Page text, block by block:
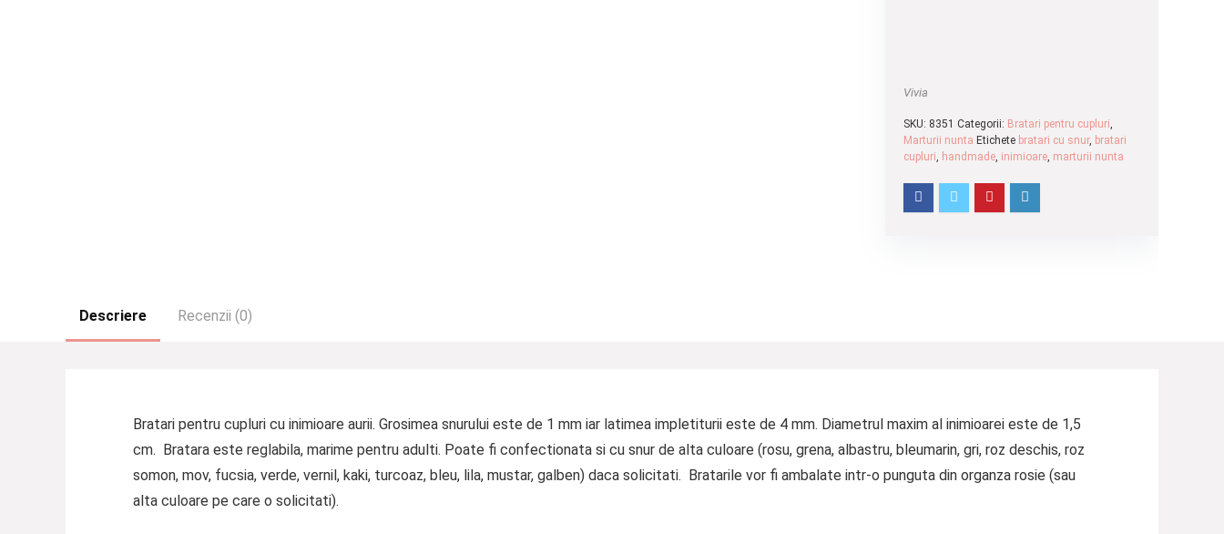
Vivia
SKU: 8351 Categorii: Bratari pentru cupluri,
Marturii nunta Etichete bratari cu snur, bratari
cupluri, handmade, inimioare, marturii nunta
Descriere Recenzii (0)
Bratari pentru cupluri cu inimioare aurii. Grosimea snurului este de 1 mm iar latimea impletiturii este de 4 mm. Diametrul maxim al inimioarei este de 1,5
cm. Bratara este reglabila, marime pentru adulti. Poate fi confectionata si cu snur de alta culoare (rosu, grena, albastru, bleumarin, gri, roz deschis, roz
somon, mov, fucsia, verde, vernil, kaki, turcoaz, bleu, lila, mustar, galben) daca solicitati. Bratarile vor fi ambalate intr-o punguta din organza rosie (sau
alta culoare pe care o solicitati).